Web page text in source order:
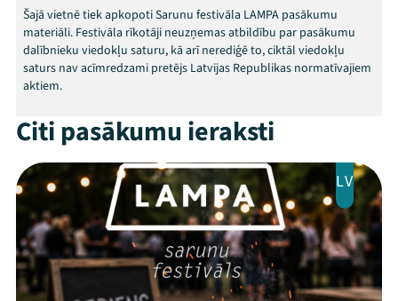
Mana programma
Festivāls
Programma
Arhīvs
Viņi bija LAMPĀ 2026
Jaunumi
Ziedo
Šajā vietnē tiek apkopoti Sarunu festivāla LAMPA pasākumu
materiāli. Festivāla rīkotāji neuzņemas atbildību par pasākumu
dalībnieku viedokļu saturu, kā arī nerediģē to, ciktāl viedokļu
saturs nav acīmredzami pretējs Latvijas Republikas normatīvajiem
aktiem.
Citi pasākumu ieraksti
LV